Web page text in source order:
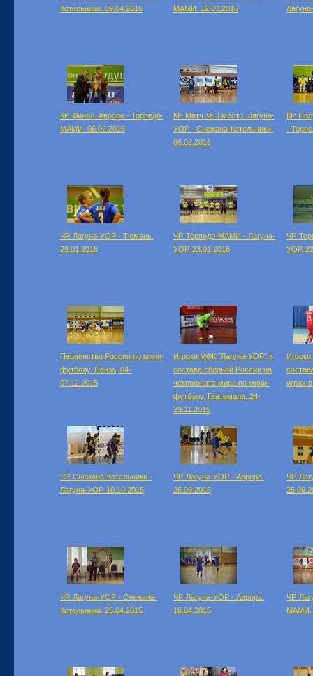
Котельники. 09.04.2016
МАМИ. 12.03.2016
КР. Финал. Аврора - Торпедо-
МАМИ. 06.02.2016
КР. Матч за 3 место. Лагуна-
УОР - Снежана-Котельники.
06.02.2016
КР.
-
ЧР. Лагуна-УОР - Тюмень.
29.01.2016
ЧР. Торпедо-МАМИ - Лагуна-
УОР. 23.01.2016
ЧР.
УОР.
Первенство России по мини-
футболу. Пенза, 04-
07.12.2015
Игроки МФК "Лагуна-УОР" в
составе сборной России на
чемпионате мира по мини-
футболу. Гватемала, 24-
29.11.2015
играх
ЧР. Снежана-Котельники -
Лагуна-УОР. 10.10.2015
ЧР. Лагуна-УОР - Аврора.
26.09.2015
ЧР.
ЧР. Лагуна-УОР - Снежана-
Котельники. 25.04.2015
ЧР. Лагуна-УОР - Аврора.
18.04.2015
ЧР.
МАМИ.